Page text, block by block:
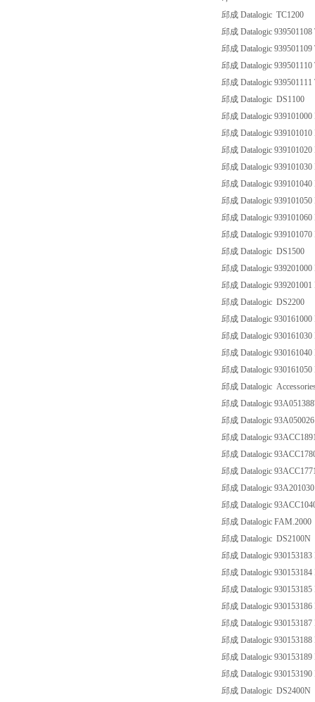
邱成 Datalogic TC1200
邱成 Datalogic
邱成 Datalogic
邱成 Datalogic
邱成 Datalogic
邱成 Datalogic DS1100
邱成 Datalogic
邱成 Datalogic
邱成 Datalogic
邱成 Datalogic 939101030
邱成 Datalogic
邱成 Datalogic
邱成 Datalogic
邱成 Datalogic
邱成 Datalogic DS1500
邱成 Datalogic
邱成 Datalogic
邱成 Datalogic DS2200
邱成 Datalogic
邱成 Datalogic
邱成 Datalogic
邱成 Datalogic
邱成 Datalogic
邱成 Datalogic
邱成 Datalogic
邱成 Datalogic
邱成 Datalogic
邱成 Datalogic
邱成 Datalogic
邱成 Datalogic
邱成 Datalogic FAM.2000
邱成 Datalogic DS2100N
邱成 Datalogic
邱成 Datalogic
邱成 Datalogic
邱成 Datalogic
邱成 Datalogic
邱成 Datalogic
邱成 Datalogic
邱成 Datalogic
邱成 Datalogic DS2400N